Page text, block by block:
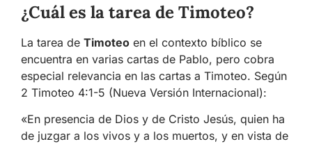
¿Cuál es la tarea de Timoteo?
La tarea de Timoteo en el contexto bíblico se
encuentra en varias cartas de Pablo, pero cobra
especial relevancia en las cartas a Timoteo. Según
2 Timoteo 4:1-5 (Nueva Versión Internacional):
«En presencia de Dios y de Cristo Jesús, quien ha
de juzgar a los vivos y a los muertos, y en vista de